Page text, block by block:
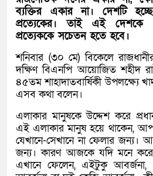
ব্যক্তির একার না। দেশটি
প্রত্যেকের। তাই এই
প্রত্যেককে সচেতন হতে হবে।
শনিবার (৩০ মে) বিকেলে
দক্ষিণ বিএনপি আয়োজিত শহীদ
৪৫তম শাহাদাতবার্ষিকী উপলক্ষ্যে
এসব কথা বলেন।
এলাকার মানুষকে উদ্দেশ করে
এই এলাকার মানুষ হয়ে থাকেন,
যেখানে-সেখানে না ফেলার জন্য।
জন্য। কারণ আজকে যদি মনে
এখানে ফেলেন, এইটুকু